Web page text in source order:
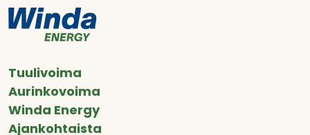
Tuulivoima
Aurinkovoima
Winda Energy
Ajankohtaista